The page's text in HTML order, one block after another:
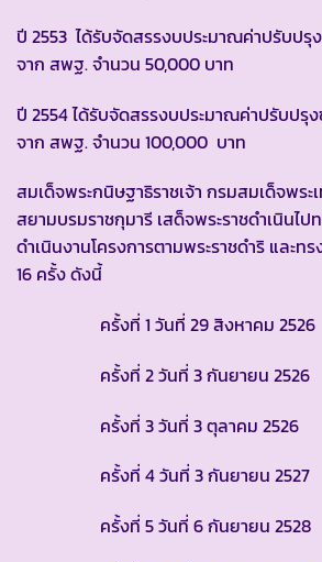
ปี 2553 ได้รับจัดสรรงบประมาณค่าปรับปรุ
จาก สพฐ. จำนวน 50,000 บาท
ปี 2554 ได้รับจัดสรรงบประมาณค่าปรับปรุ
จาก สพฐ. จำนวน 100,000 บาท
สมเด็จพระกนิษฐาธิราชเจ้า กรมสมเด็จพร
สยามบรมราชกุมารี เสด็จพระราชดำเนินไ
ดำเนินงานโครงการตามพระราชดำริ และท
16 ครั้ง ดังนี้
ครั้งที่ 1 วันที่ 29 สิงหาคม 2526
ครั้งที่ 2 วันที่ 3 กันยายน 2526
ครั้งที่ 3 วันที่ 3 ตุลาคม 2526
ครั้งที่ 4 วันที่ 3 กันยายน 2527
ครั้งที่ 5 วันที่ 6 กันยายน 2528